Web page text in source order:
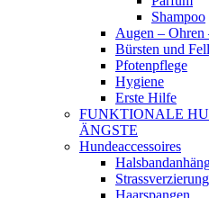
Shampoo
Augen – Ohren
Bürsten und
Pfotenpflege
Hygiene
Erste Hilfe
FUNKTIONALE
ÄNGSTE
Hundeaccessoires
Haarspangen